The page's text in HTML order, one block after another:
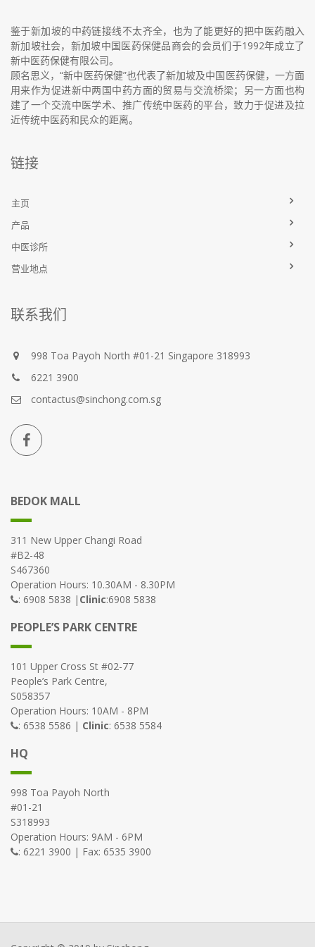
鉴于新加坡的中药链接线不太齐全，也为了能更好的把中医药融入
新加坡社会，新加坡中国医药保健品商会的会员们于1992年成立了
新中医药保健有限公司。
顾名思义，“新中医药保健”也代表了新加坡及中国医药保健，一方面
用来作为促进新中两国中药方面的贸易与交流桥梁；另一方面也构
建了一个交流中医学术、推广传统中医药的平台，致力于促进及拉
近传统中医药和民众的距离。
链接
主页
产品
中医诊所
营业地点
联系我们
998 Toa Payoh North #01-21 Singapore 318993
6221 3900
contactus@sinchong.com.sg
BEDOK MALL
311 New Upper Changi Road
#B2-48
S467360
Operation Hours: 10.30AM - 8.30PM
: 6908 5838 | Clinic:6908 5838
PEOPLE’S PARK CENTRE
101 Upper Cross St #02-77
People’s Park Centre,
S058357
Operation Hours: 10AM - 8PM
: 6538 5586 | Clinic: 6538 5584
HQ
998 Toa Payoh North
#01-21
S318993
Operation Hours: 9AM - 6PM
: 6221 3900 | Fax: 6535 3900